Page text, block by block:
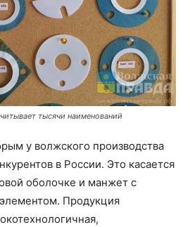
тысячи наименований
у волжского производства
в России. Это касается
оболочке и манжет с
Продукция